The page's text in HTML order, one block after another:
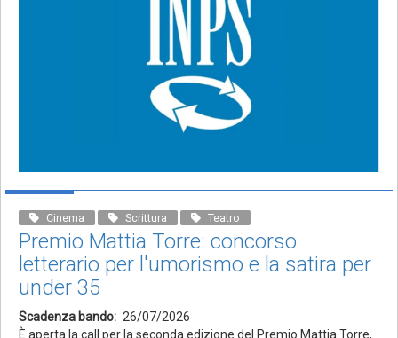
Cinema Scrittura Teatro
Premio Mattia Torre: concorso
letterario per l'umorismo e la satira per
under 35
Scadenza bando
26/07/2026
È aperta la call per la seconda edizione del Premio Mattia Torre,